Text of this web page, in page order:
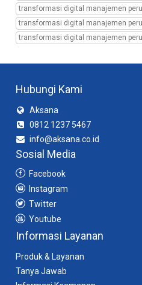
transformasi digital manajemen
transformasi digital manajemen
transformasi digital manajemen
Hubungi Kami
Aksana
0812 1237 5467
info@aksana.co.id
Sosial Media
Facebook
Instagram
Twitter
Youtube
Informasi Layanan
Produk & Layanan
Tanya Jawab
digital
manajemen
wedding
organizer,
digital
wedding
sistem
digital
manajemen
wedding
sistem
digital
manajemen
bisnis
wedding
organizer,
digital
manajemen